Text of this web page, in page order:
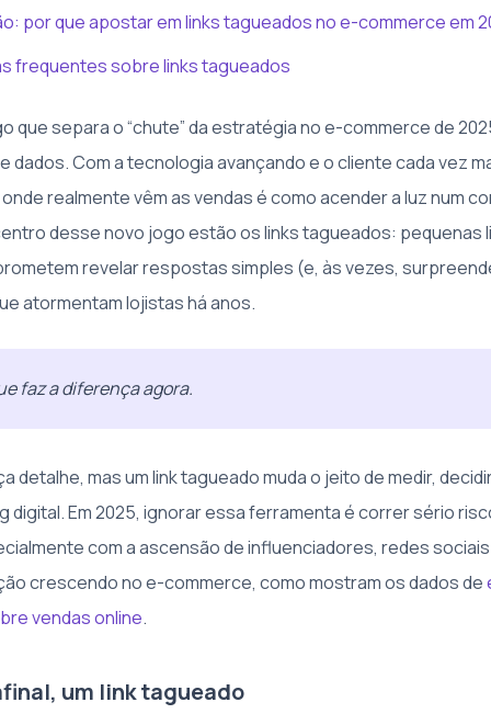
por que apostar em links tagueados no e-commerce em
frequentes sobre links tagueados
que separa o “chute” da estratégia no e-commerce de
dados. Com a tecnologia avançando e o cliente cada vez
realmente vêm as vendas é como acender a luz num
desse novo jogo estão os links tagueados: pequenas
revelar respostas simples (e, às vezes,
atormentam lojistas há anos.
faz a diferença agora.
detalhe, mas um link tagueado muda o jeito de medir,
digital. Em 2025, ignorar essa ferramenta é correr sério
com a ascensão de influenciadores, redes
crescendo no e-commerce, como mostram os dados de
vendas online.
um link tagueado